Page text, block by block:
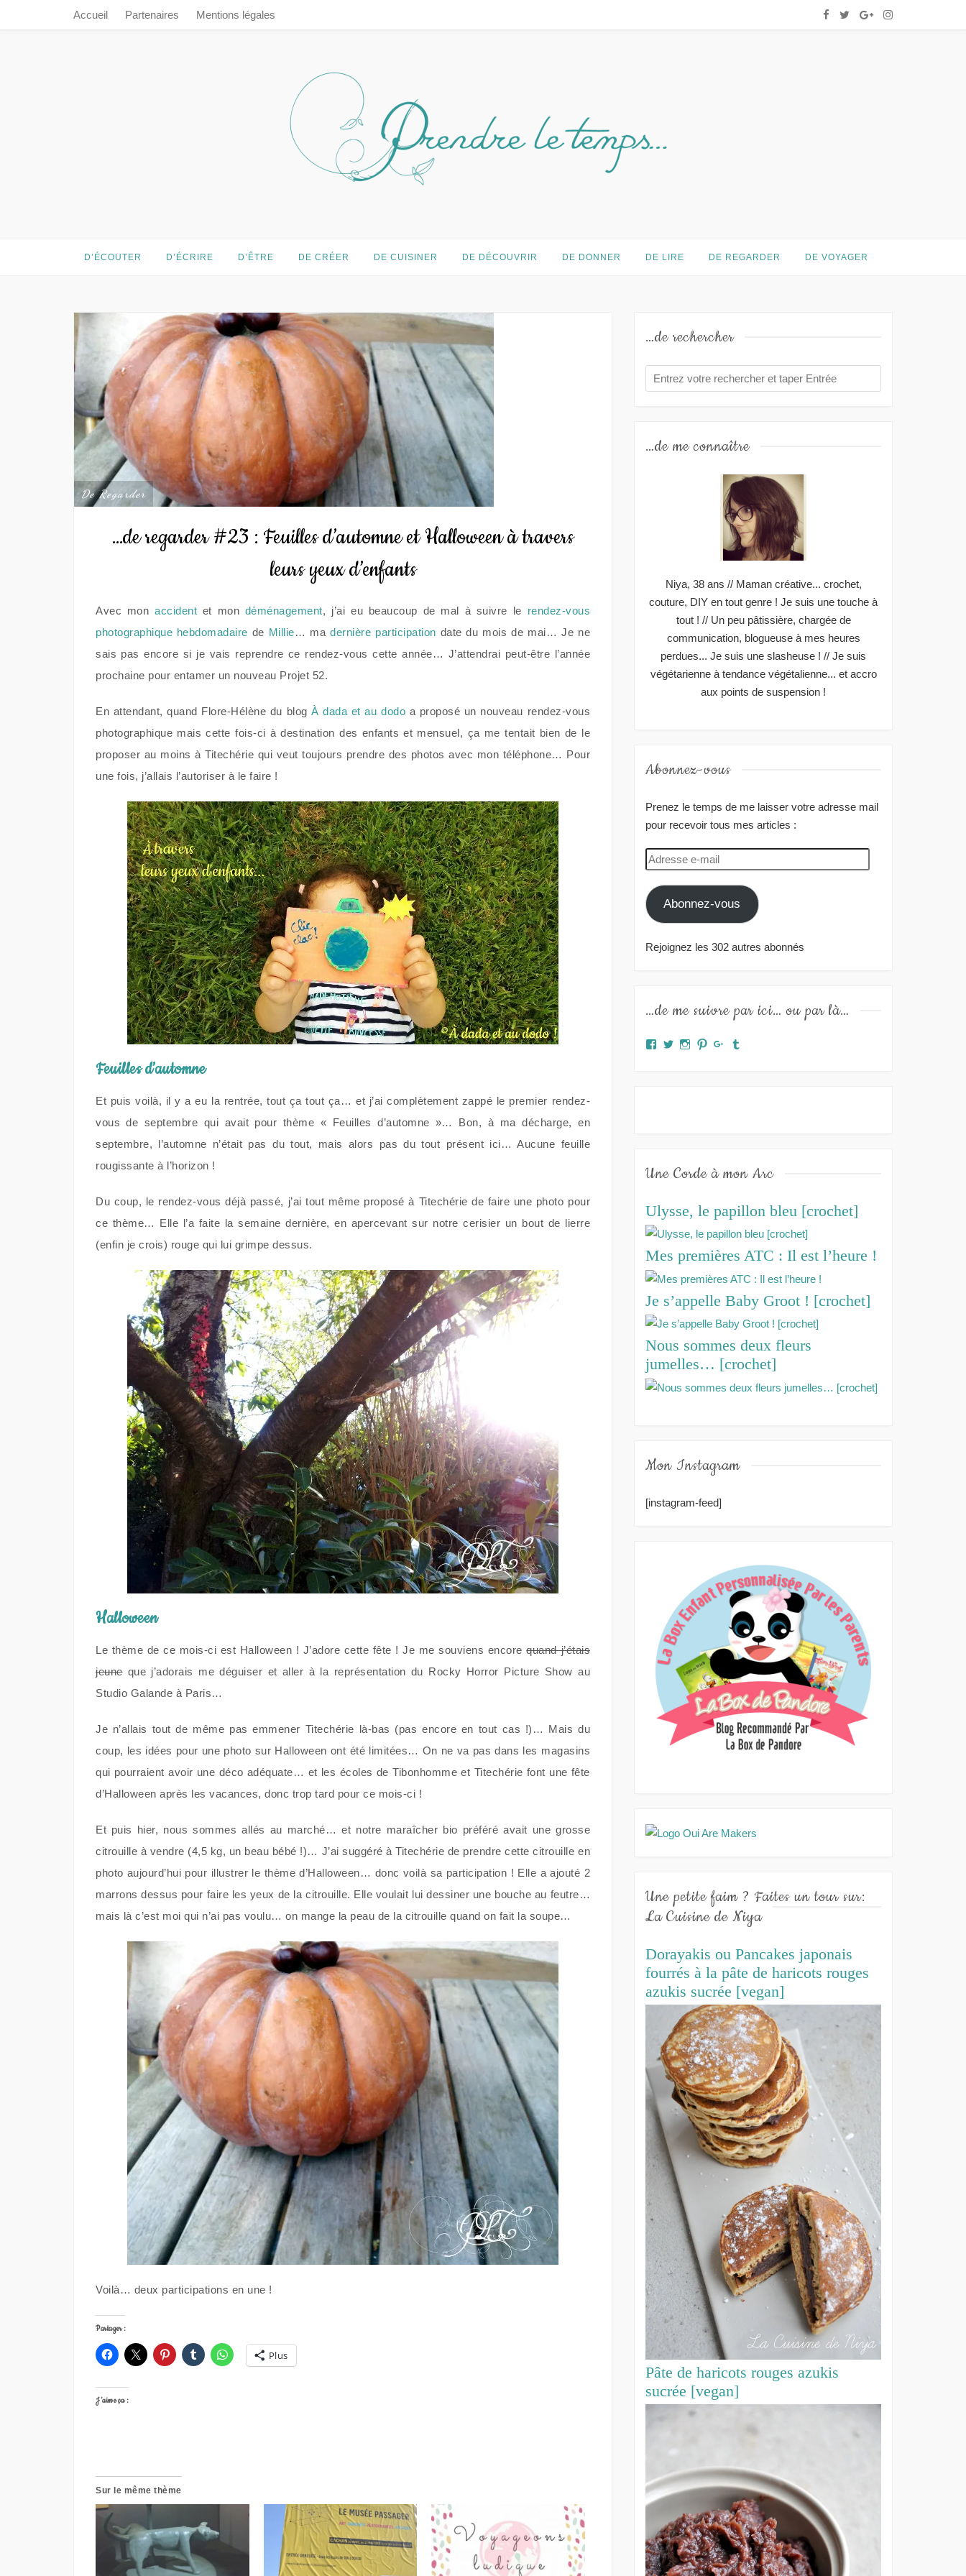
Accueil Partenaires Mentions légales
Prendre le temps…
D’ÉCOUTER D’ÉCRIRE D’ÊTRE DE CRÉER DE CUISINER DE DÉCOUVRIR DE DONNER DE LIRE DE REGARDER DE VOYAGER
De Regarder
…de regarder #23 : Feuilles d’automne et Halloween à travers
leurs yeux d’enfants
Avec monaccident et mon déménagement, j’ai eu beaucoup de mal à suivre le rendez-vous
photographique hebdomadaire de Millie… madernière participation date du mois de mai… Je ne
sais pas encore si je vais reprendre ce rendez-vous cette année… J’attendrai peut-être l’année
prochaine pour entamer un nouveau Projet 52.
En attendant, quand Flore-Hélène du blogÀ dada et au dodo a proposé un nouveau rendez-vous
photographique mais cette fois-ci à destination des enfants et mensuel, ça me tentait bien de le
proposer au moins à Titechérie qui veut toujours prendre des photos avec mon téléphone… Pour
une fois, j’allais l’autoriser à le faire !
Feuilles d’automne
Et puis voilà, il y a eu la rentrée, tout ça tout ça… et j’ai complètement zappé le premier rendez-
vous de septembre qui avait pour thème « Feuilles d’automne »… Bon, à ma décharge, en
septembre, l’automne n’était pas du tout, mais alors pas du tout présent ici… Aucune feuille
rougissante à l’horizon !
Du coup, le rendez-vous déjà passé, j’ai tout même proposé à Titechérie de faire une photo pour
ce thème… Elle l’a faite la semaine dernière, en apercevant sur notre cerisier un bout de lierre
(enfin je crois) rouge qui lui grimpe dessus.
Halloween
Le thème de ce mois-ci est Halloween ! J’adore cette fête ! Je me souviens encorequand j’étais
jeuneque j’adorais me déguiser et aller à la représentation du Rocky Horror Picture Show au
Studio Galande à Paris…
Je n’allais tout de même pas emmener Titechérie là-bas (pas encore en tout cas !)… Mais du
coup, les idées pour une photo sur Halloween ont été limitées… On ne va pas dans les magasins
qui pourraient avoir une déco adéquate… et les écoles de Tibonhomme et Titechérie font une fête
d’Halloween après les vacances, donc trop tard pour ce mois-ci !
Et puis hier, nous sommes allés au marché… et notre maraîcher bio préféré avait une grosse
citrouille à vendre (4,5 kg, un beau bébé !)… J’ai suggéré à Titechérie de prendre cette citrouille en
photo aujourd’hui pour illustrer le thème d’Halloween… donc voilà sa participation ! Elle a ajouté 2
marrons dessus pour faire les yeux de la citrouille. Elle voulait lui dessiner une bouche au feutre…
mais là c’est moi qui n’ai pas voulu… on mange la peau de la citrouille quand on fait la soupe…
Voilà… deux participations en une !
Partager :
Plus
J’aime ça :
Sur le même thème
…de rechercher
…de me connaître
Niya, 38 ans // Maman créative... crochet,
couture, DIY en tout genre ! Je suis une touche à
tout ! // Un peu pâtissière, chargée de
communication, blogueuse à mes heures
perdues... Je suis une slasheuse ! // Je suis
végétarienne à tendance végétalienne... et accro
aux points de suspension !
Abonnez-vous
Prenez le temps de me laisser votre adresse mail
pour recevoir tous mes articles :
Adresse
e-
mail
Abonnez-vous
Rejoignez les 302 autres abonnés
…de me suivre par ici… ou par là…
Facebook
TwitterInstagram
PinterestGoogle+
Une Corde à mon Arc
Ulysse, le papillon bleu [crochet]
Mes premières ATC : Il est l’heure !
Je s’appelle Baby Groot ! [crochet]
Nous sommes deux fleurs
jumelles… [crochet]
Mon Instagram
[instagram-feed]
Une petite faim ? Faites un tour sur:
La Cuisine de Niya
Dorayakis ou Pancakes japonais
fourrés à la pâte de haricots rouges
azukis sucrée [vegan]
Pâte de haricots rouges azukis
sucrée [vegan]